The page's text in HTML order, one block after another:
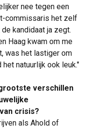
nee tegen een
commissaris het zelf
kandidaat ja zegt.
Haag kwam om me
was het lastiger om
natuurlijk ook leuk."
verschillen
crisis?
als Ahold of